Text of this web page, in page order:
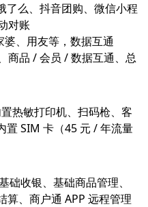
了么、抖音团购、微信小程
对账
婆、用友等，数据互通
商品 / 会员 / 数据互通、总
热敏打印机、扫码枪、客
置 SIM 卡（45 元 / 年流量
础收银、基础商品管理、
算、商户通 APP 远程管理